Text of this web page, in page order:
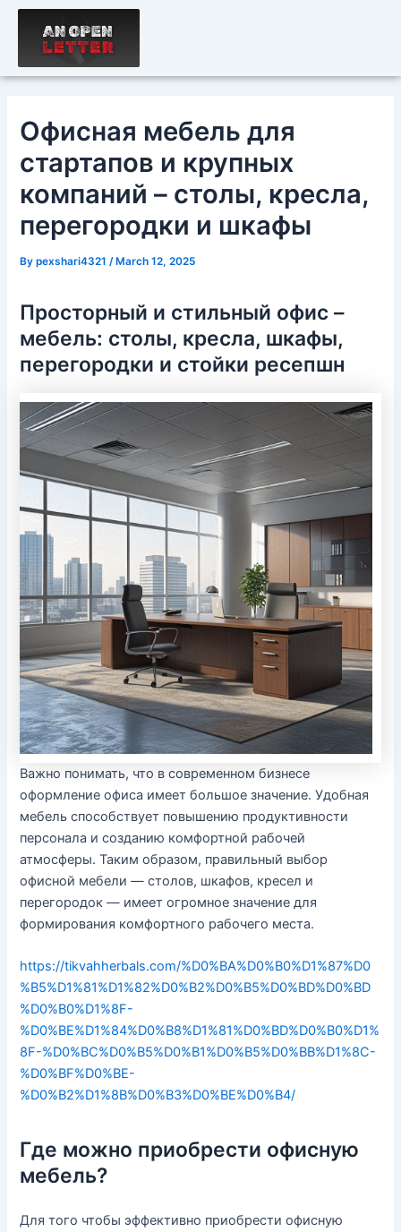
Skip
content
Офисная мебель для
стартапов и крупных
компаний – столы, кресла,
перегородки и шкафы
Bypexshari4321/ March 12, 2025
Просторный и стильный офис –
мебель: столы, кресла, шкафы,
перегородки и стойки ресепшн
Важно понимать, что в современном бизнесе
оформление офиса имеет большое значение. Удобная
мебель способствует повышению продуктивности
персонала и созданию комфортной рабочей
атмосферы. Таким образом, правильный выбор
офисной мебели — столов, шкафов, кресел и
перегородок — имеет огромное значение для
формирования комфортного рабочего места.
https://tikvahherbals.com/%D0%BA%D0%B0%D1%87%D0
%B5%D1%81%D1%82%D0%B2%D0%B5%D0%BD%D0%BD
%D0%B0%D1%8F-
%D0%BE%D1%84%D0%B8%D1%81%D0%BD%D0%B0%D1%
8F-%D0%BC%D0%B5%D0%B1%D0%B5%D0%BB%D1%8C-
%D0%BF%D0%BE-
%D0%B2%D1%8B%D0%B3%D0%BE%D0%B4/
Где можно приобрести офисную
мебель?
Для того чтобы эффективно приобрести офисную
Post
navigation